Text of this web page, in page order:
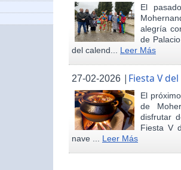
El
alegría
de
del calend... Leer Más
27-02-2026 | Fiesta V
El
de
disfrutar
Fiesta V
nave ... Leer Más